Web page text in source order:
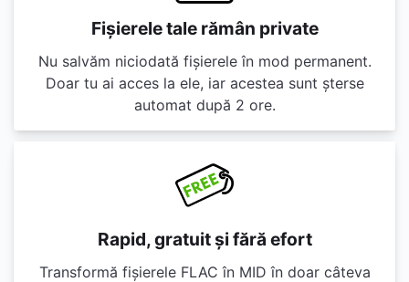
Fișierele tale rămân private
Nu salvăm niciodată fișierele în mod permanent.
Doar tu ai acces la ele, iar acestea sunt șterse
automat după 2 ore.
Rapid, gratuit și fără efort
Transformă fișierele FLAC în MID în doar câteva